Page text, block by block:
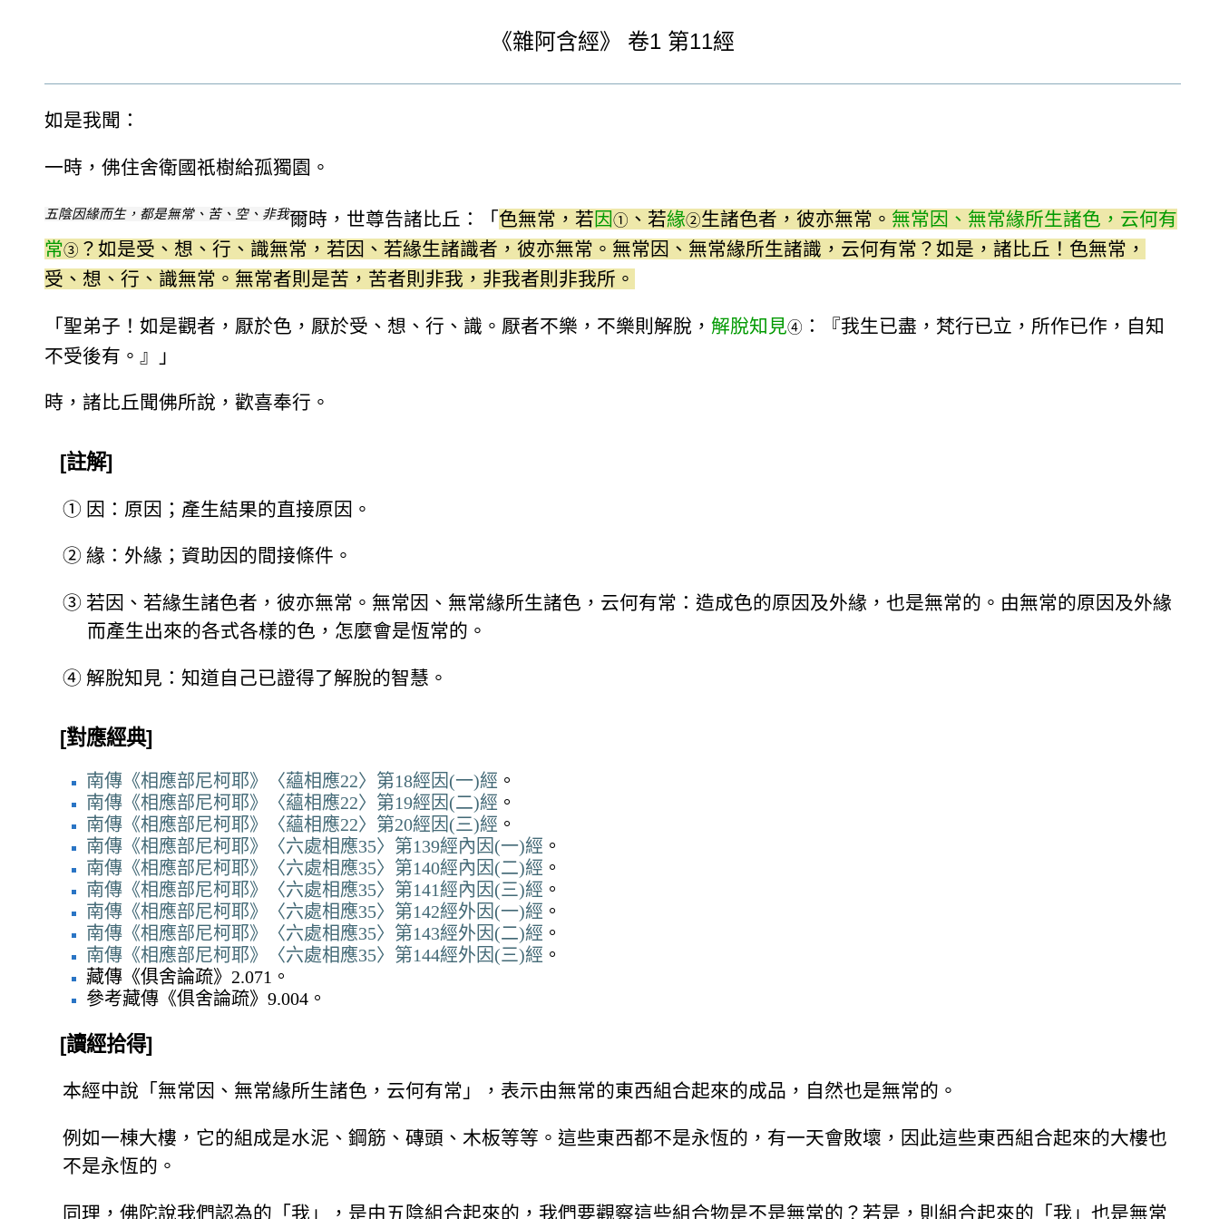
《雜阿含經》 卷1 第11經
如是我聞：
一時，佛住舍衛國祇樹給孤獨園。
五陰因緣而生，都是無常、苦、空、非我爾時，世尊告諸比丘：「 色無常，若因① 、若緣②生諸色者，彼亦無常。 無常因、無常緣所生諸色，云何有
常③ ？如是受、想、行、識無常，若因、若緣生諸識者，彼亦無常。無常因、無常緣所生諸識，云何有常？如是，諸比丘！色無常，
受、想、行、識無常。無常者則是苦，苦者則非我，非我者則非我所。
「聖弟子！如是觀者，厭於色，厭於受、想、行、識。厭者不樂，不樂則解脫， 解脫知見④ ：『我生已盡，梵行已立，所作已作，自知
不受後有。』」
時，諸比丘聞佛所說，歡喜奉行。
[註解]
① 因：原因；產生結果的直接原因。
② 緣：外緣；資助因的間接條件。
③ 若因、若緣生諸色者，彼亦無常。無常因、無常緣所生諸色，云何有常：造成色的原因及外緣，也是無常的。由無常的原因及外緣
而產生出來的各式各樣的色，怎麼會是恆常的。
④ 解脫知見：知道自己已證得了解脫的智慧。
[對應經典]
南傳《相應部尼柯耶》〈蘊相應22〉第18經因(一)經 。
南傳《相應部尼柯耶》〈蘊相應22〉第19經因(二)經 。
南傳《相應部尼柯耶》〈蘊相應22〉第20經因(三)經 。
南傳《相應部尼柯耶》〈六處相應35〉第139經內因(一)經 。
南傳《相應部尼柯耶》〈六處相應35〉第140經內因(二)經 。
南傳《相應部尼柯耶》〈六處相應35〉第141經內因(三)經 。
南傳《相應部尼柯耶》〈六處相應35〉第142經外因(一)經 。
南傳《相應部尼柯耶》〈六處相應35〉第143經外因(二)經 。
南傳《相應部尼柯耶》〈六處相應35〉第144經外因(三)經 。
藏傳《俱舍論疏》2.071。
參考藏傳《俱舍論疏》9.004。
[讀經拾得]
本經中說「無常因、無常緣所生諸色，云何有常」，表示由無常的東西組合起來的成品，自然也是無常的。
例如一棟大樓，它的組成是水泥、鋼筋、磚頭、木板等等。這些東西都不是永恆的，有一天會敗壞，因此這些東西組合起來的大樓也
不是永恆的。
同理，佛陀說我們認為的「我」，是由五陰組合起來的，我們要觀察這些組合物是不是無常的？若是，則組合起來的「我」也是無常